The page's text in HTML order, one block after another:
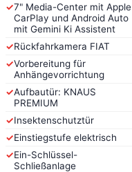
✓7" Media-Center mit Apple
CarPlay und Android Auto
mit Gemini Ki Assistent
✓Rückfahrkamera FIAT
✓Vorbereitung für
Anhängevorrichtung
✓Aufbautür: KNAUS
PREMIUM
✓Insektenschutztür
✓Einstiegstufe elektrisch
✓Ein-Schlüssel-
Schließanlage